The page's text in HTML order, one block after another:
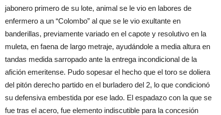
jabonero primero de su lote, animal se le vio en labores de
enfermero a un “Colombo” al que se le vio exultante en
banderillas, previamente variado en el capote y resolutivo en la
muleta, en faena de largo metraje, ayudándole a media altura en
tandas medida sarropado ante la entrega incondicional de la
afición emeritense. Pudo sopesar el hecho que el toro se doliera
del pitón derecho partido en el burladero del 2, lo que condicionó
su defensiva embestida por ese lado. El espadazo con la que se
fue tras el acero, fue elemento indiscutible para la concesión